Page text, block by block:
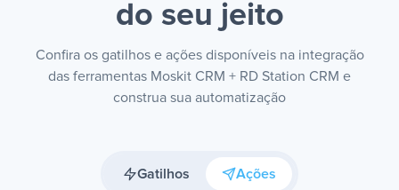
do seu jeito
Confira os gatilhos e ações disponíveis na integração
das ferramentas Moskit CRM + RD Station CRM e
construa sua automatização
Gatilhos Ações